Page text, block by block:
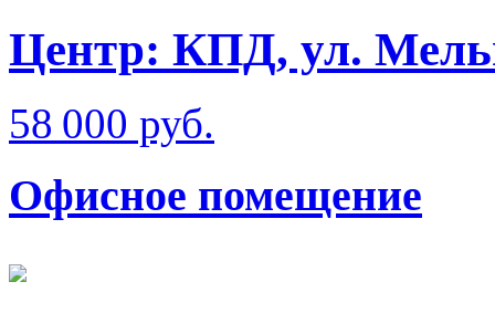
Центр: КПД, ул.
58 000 руб.
Офисное помещение